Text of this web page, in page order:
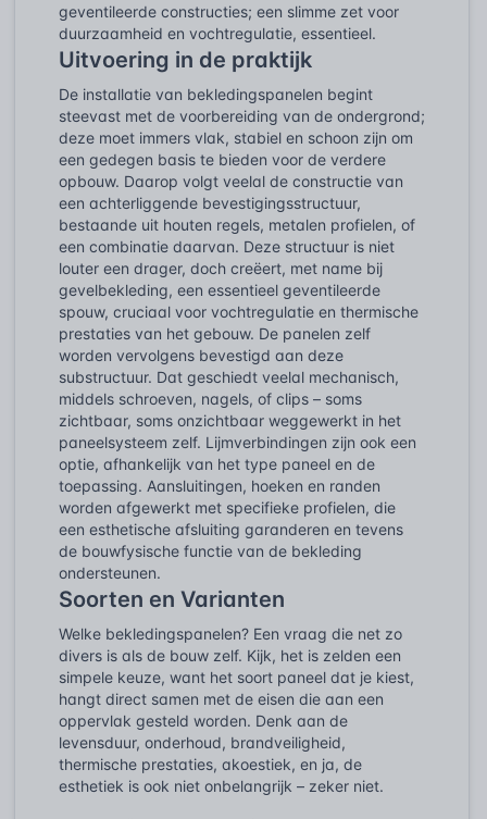
geventileerde constructies; een slimme zet voor
duurzaamheid en vochtregulatie, essentieel.
Uitvoering in de praktijk
De installatie van bekledingspanelen begint
steevast met de voorbereiding van de ondergrond;
deze moet immers vlak, stabiel en schoon zijn om
een gedegen basis te bieden voor de verdere
opbouw. Daarop volgt veelal de constructie van
een achterliggende bevestigingsstructuur,
bestaande uit houten regels, metalen profielen, of
een combinatie daarvan. Deze structuur is niet
louter een drager, doch creëert, met name bij
gevelbekleding, een essentieel geventileerde
spouw, cruciaal voor vochtregulatie en thermische
prestaties van het gebouw. De panelen zelf
worden vervolgens bevestigd aan deze
substructuur. Dat geschiedt veelal mechanisch,
middels schroeven, nagels, of clips – soms
zichtbaar, soms onzichtbaar weggewerkt in het
paneelsysteem zelf. Lijmverbindingen zijn ook een
optie, afhankelijk van het type paneel en de
toepassing. Aansluitingen, hoeken en randen
worden afgewerkt met specifieke profielen, die
een esthetische afsluiting garanderen en tevens
de bouwfysische functie van de bekleding
ondersteunen.
Soorten en Varianten
Welke bekledingspanelen? Een vraag die net zo
divers is als de bouw zelf. Kijk, het is zelden een
simpele keuze, want het soort paneel dat je kiest,
hangt direct samen met de eisen die aan een
oppervlak gesteld worden. Denk aan de
levensduur, onderhoud, brandveiligheid,
thermische prestaties, akoestiek, en ja, de
esthetiek is ook niet onbelangrijk – zeker niet.